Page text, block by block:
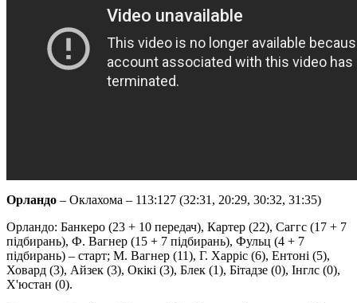
Орландо – Оклахома – 113:127 (32:31, 20:29, 30:32, 31:35)
Орландо: Банкеро (23 + 10 передач), Картер (22), Саггс (17 + 7
підбирань), Ф. Вагнер (15 + 7 підбирань), Фульц (4 + 7
підбирань) – старт; М. Вагнер (11), Г. Харріс (6), Ентоні (5),
Ховард (3), Айзек (3), Окікі (3), Блек (1), Бітадзе (0), Інглс (0),
Х'юстан (0).